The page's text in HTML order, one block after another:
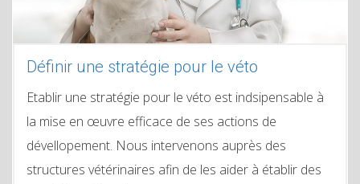
Définir une stratégie pour le véto
Etablir une stratégie pour le véto est indsipensable à
la mise en œuvre efficace de ses actions de
dévellopement. Nous intervenons auprès des
structures vétérinaires afin de les aider à établir des